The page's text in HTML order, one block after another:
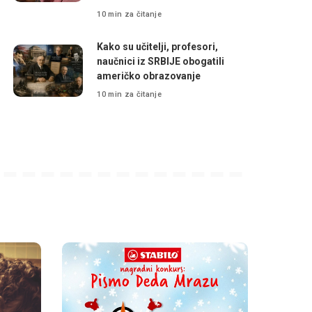
10 min za čitanje
Kako su učitelji, profesori,
naučnici iz SRBIJE obogatili
američko obrazovanje
10 min za čitanje